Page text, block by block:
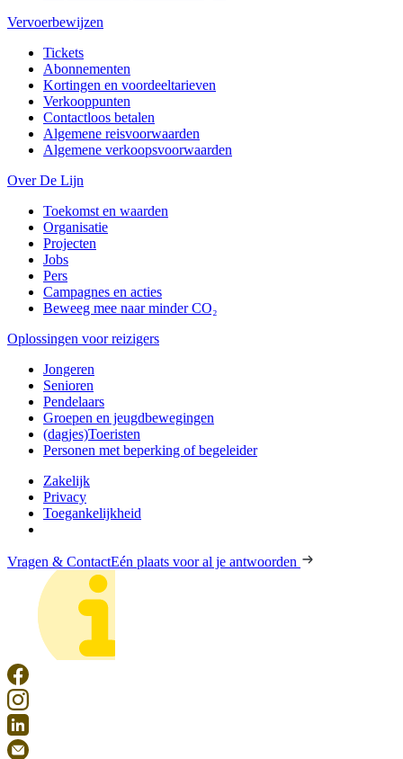
Vervoerbewijzen
Tickets
Abonnementen
Kortingen en voordeeltarieven
Verkooppunten
Contactloos betalen
Algemene reisvoorwaarden
Algemene verkoopsvoorwaarden
Over De Lijn
Toekomst en waarden
Organisatie
Projecten
Jobs
Pers
Campagnes en acties
Beweeg mee naar minder CO₂
Oplossingen voor reizigers
Jongeren
Senioren
Pendelaars
Groepen en jeugdbewegingen
(dagjes)Toeristen
Personen met beperking of begeleider
Zakelijk
Privacy
Toegankelijkheid
Vragen & ContactEén plaats voor al je antwoorden